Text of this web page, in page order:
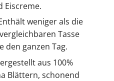
Eiscreme.
weniger als die
Tasse
den ganzen Tag.
aus 100%
Blättern, schonend